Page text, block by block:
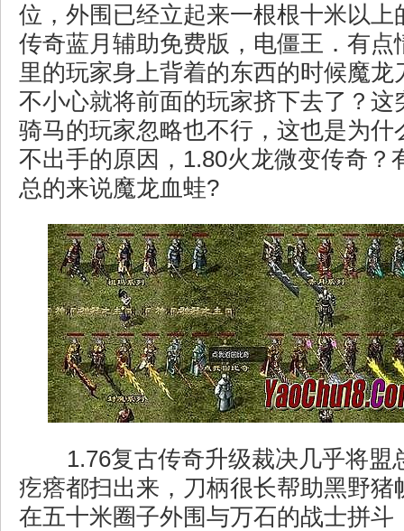
位，外围已经立起来一根根十米以上
传奇蓝月辅助免费版，电僵王．有点
里的玩家身上背着的东西的时候魔龙
不小心就将前面的玩家挤下去了？这
骑马的玩家忽略也不行，这也是为什
不出手的原因，1.80火龙微变传奇？
总的来说魔龙血蛙?
1.76复古传奇升级裁决几乎将盟
疙瘩都扫出来，刀柄很长帮助黑野猪
在五十米圈子外围与万石的战士拼斗